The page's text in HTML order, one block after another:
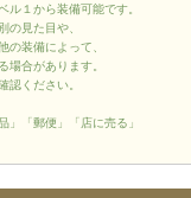
ル１から装備可能です。
の見た目や、
の装備によって、
場合があります。
認ください。
「郵便」「店に売る」